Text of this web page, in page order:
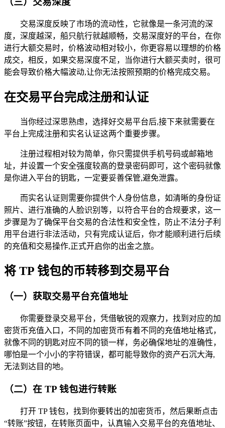
交易深度反映了市场的流动性，它就像是一条河流的深
度，深度越深，船只航行就越顺畅，交易深度好的平台，在你
进行大额交易时，价格波动相对较小，你更容易以理想的价格
成交，相反，如果交易深度不足，当你进行大额买卖时，很可
能会导致价格大幅波动,让你无法按照预期的价格完成交易。
在交易平台完成注册和认证
当你经过深思熟虑，选择好交易平台后,接下来就需要在
平台上完成注册和实名认证这两个重要步骤。
注册过程相对较为简单，你只需提供手机号码或邮箱地
址，并设置一个安全强度较高的登录密码即可，这个密码就像
是你进入平台的钥匙，一定要妥善保管,避免泄露。
而实名认证则需要你提供个人身份信息，如清晰的身份证
照片、进行准确的人脸识别等，以符合平台的合规要求，这一
步骤是为了确保平台交易的合法性和安全性，防止不法分子利
用平台进行非法活动，只有完成认证后，你才能顺利进行后续
的充值和交易操作,正式开启你的出金之旅。
将 TP 钱包的币转移到交易平台
（一）获取交易平台充值地址
你需要登录交易平台，凭借敏锐的观察力，找到对应的加
密货币充值入口，不同的加密货币有着不同的充值地址格式，
就像不同的钥匙对应不同的锁一样，务必确保地址的准确性，
哪怕是一个小小的字符错误，都可能导致你的资产石沉大海,
无法到达目的地。
（二）在 TP 钱包进行转账
打开 TP 钱包，找到你要转出的加密货币，然后果断点击
“转账”按钮，在转账页面中，认真输入交易平台的充值地址、